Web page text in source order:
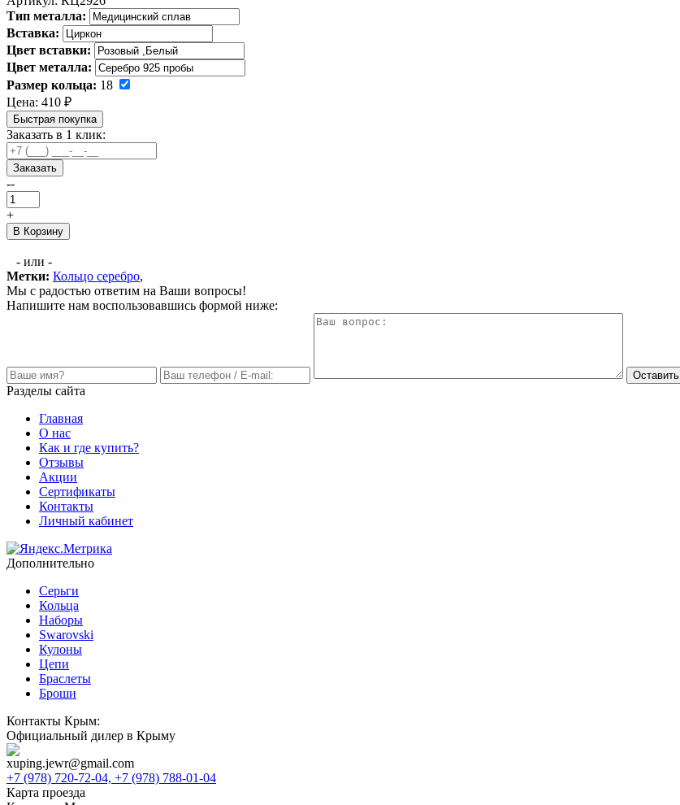
Тип металла:
Вставка:
Цвет вставки:
Цвет металла:
Размер кольца: 18
Цена: 410 ₽
Быстрая покупка
Заказать в 1 клик:
Заказать
--
+
В Корзину
- или -
Метки: Кольцо серебро,
Мы с радостью ответим на Ваши вопросы!
Напишите нам воспользовавшись формой ниже:
Разделы сайта
Главная
О нас
Как и где купить?
Отзывы
Акции
Сертификаты
Контакты
Личный кабинет
Дополнительно
Серьги
Кольца
Наборы
Swarovski
Кулоны
Цепи
Браслеты
Броши
Контакты Крым:
Официальный дилер в Крыму
xuping.jewr@gmail.com
+7 (978) 720-72-04, +7 (978) 788-01-04
Карта проезда